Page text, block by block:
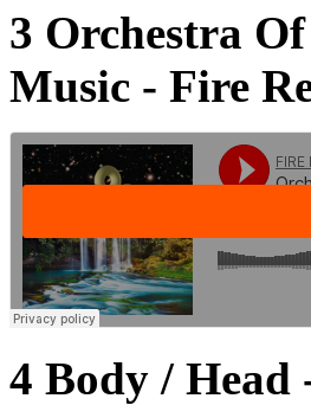
3 Orchestra
Music - Fire
4 Body /